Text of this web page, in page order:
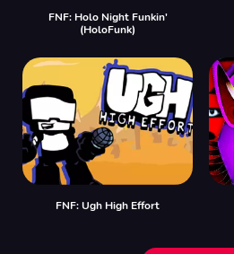
FNF: Holo Night Funkin'
(HoloFunk)
FNF: Ugh High Effort